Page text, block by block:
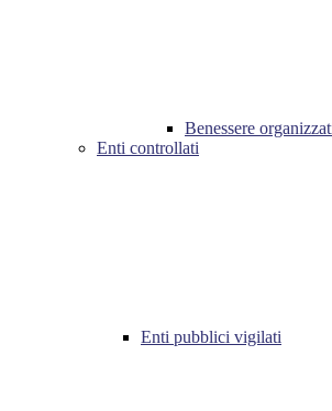
Benessere
Enti controllati
Enti pubblici vigilati